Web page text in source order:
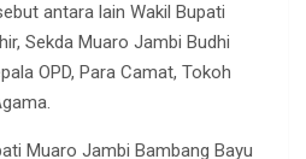
antara lain Wakil Bupati
Sekda Muaro Jambi Budhi
OPD, Para Camat, Tokoh
Muaro Jambi Bambang Bayu